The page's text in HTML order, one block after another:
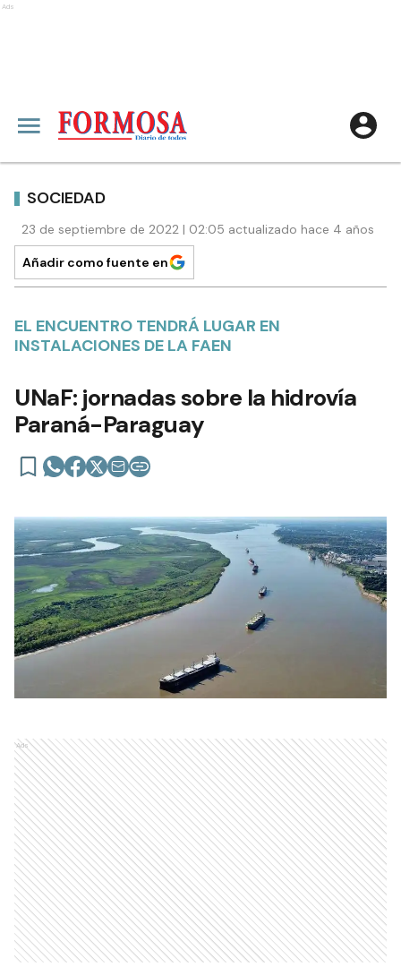
Ads
SOCIEDAD
23 de septiembre de 2022 | 02:05 actualizado hace 4 años
Añadir como fuente en
EL ENCUENTRO TENDRÁ LUGAR EN
INSTALACIONES DE LA FAEN
UNaF: jornadas sobre la hidrovía
Paraná-Paraguay
Ads